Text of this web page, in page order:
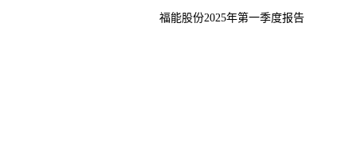
福能股份2025年第一季度报告